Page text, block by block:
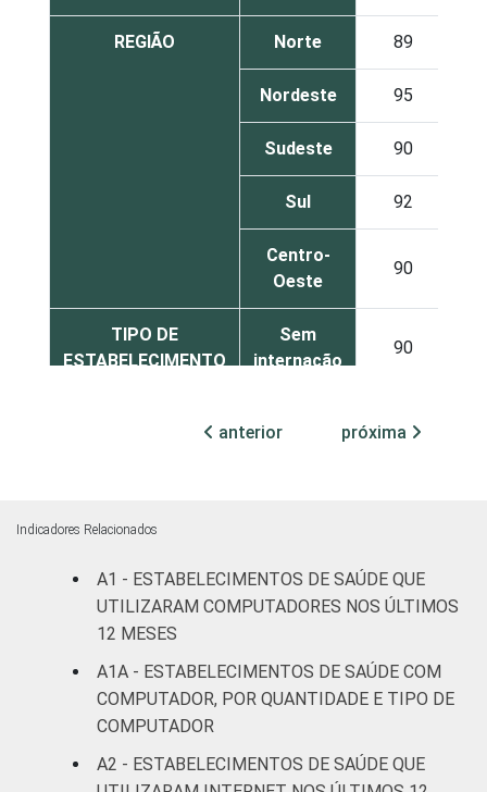
REGIÃO Norte 89
Nordeste 95
Sudeste 90
Sul 92
Centro-
Oeste
90
TIPO DE
ESTABELECIMENTO
Sem
internação
90
internação
internação
(mais de
96
Serviço de
apoio à
terapia
anterior próxima
Indicadores Relacionados
A1 - ESTABELECIMENTOS DE SAÚDE QUE
UTILIZARAM COMPUTADORES NOS ÚLTIMOS
12 MESES
A1A - ESTABELECIMENTOS DE SAÚDE COM
COMPUTADOR, POR QUANTIDADE E TIPO DE
COMPUTADOR
A2 - ESTABELECIMENTOS DE SAÚDE QUE